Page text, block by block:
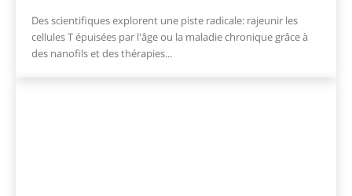
Des scientifiques explorent une piste radicale: rajeunir les
cellules T épuisées par l'âge ou la maladie chronique grâce à
des nanofils et des thérapies...